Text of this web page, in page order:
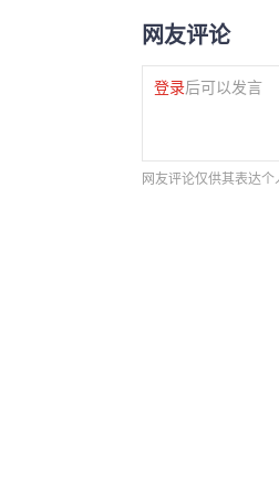
网友评论
登录后可以发言
网友评论仅供其表达